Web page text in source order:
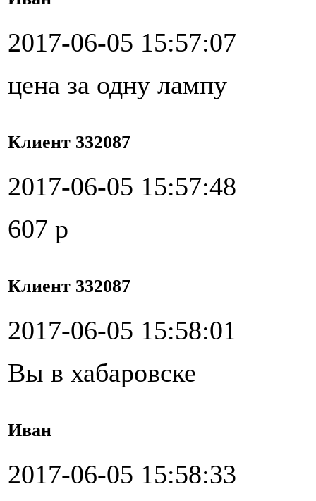
2017-06-05 15:57:07
цена за одну лампу
Клиент 332087
2017-06-05 15:57:48
607 р
Клиент 332087
2017-06-05 15:58:01
Вы в хабаровске
Иван
2017-06-05 15:58:33